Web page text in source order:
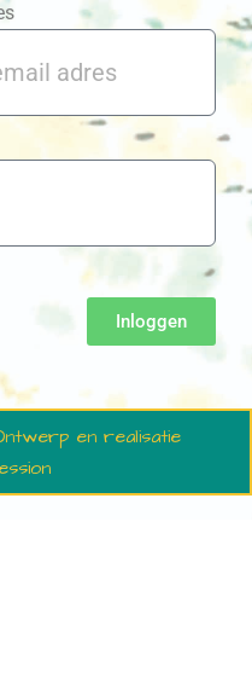
Inloggen
en realisatie